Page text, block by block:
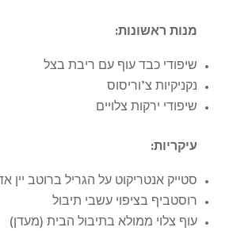
מנות ראשונות:
שיפודי כבד עוף עם ריבת בצל
נקניקיות צ’וריסוס
שיפודי ירקות צלויים
עיקריות:
סטייק אנטריקוט על הגריל ברוטב יין
רוסטביף בציפוי עשבי תיבול
עוף צלוי ממולא בתיבול הבית (מעדן)